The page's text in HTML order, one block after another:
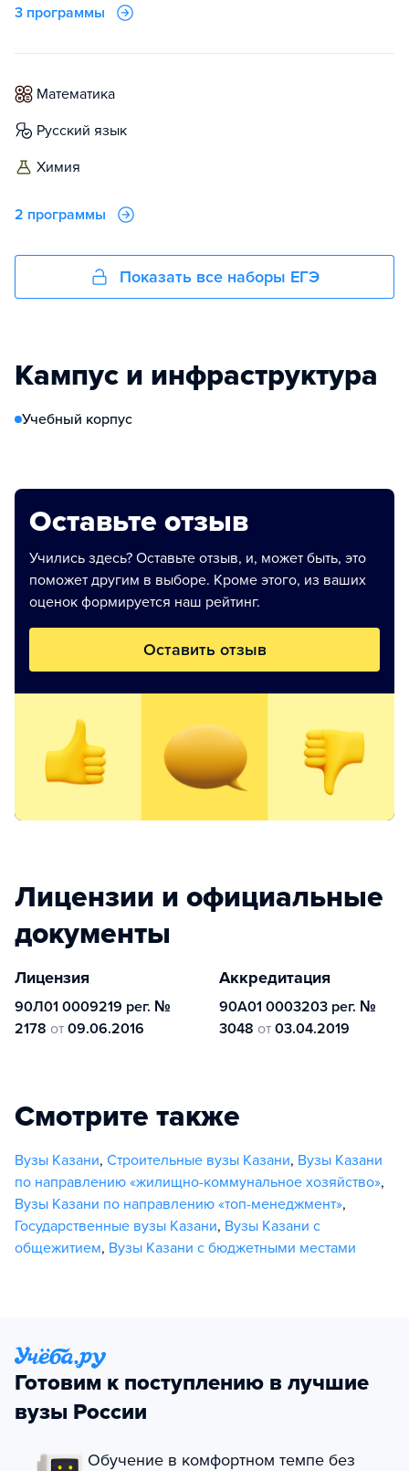
3 программы
математика
русский язык
химия
2 программы
Показать все наборы ЕГЭ
Кампус и инфраструктура
Учебный корпус
Оставьте отзыв
Учились здесь? Оставьте отзыв, и, может быть, это
поможет другим в выборе. Кроме этого, из ваших
оценок формируется наш рейтинг.
Оставить отзыв
Лицензии и официальные
документы
Лицензия
90Л01 0009219 рег. №
2178 от 09.06.2016
Аккредитация
90А01 0003203 рег. №
3048 от 03.04.2019
Смотрите также
Вузы Казани, Строительные вузы Казани, Вузы Казани
по направлению «жилищно-коммунальное хозяйство»,
Вузы Казани по направлению «топ-менеджмент»,
Государственные вузы Казани, Вузы Казани с
общежитием, Вузы Казани с бюджетными местами
Готовим к поступлению в лучшие
вузы России
Обучение в комфортном темпе без